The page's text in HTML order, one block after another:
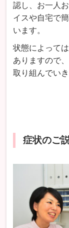
認し、お一人
イスや自宅で
います。
状態によって
ありますので
取り組んでいき
症状のご